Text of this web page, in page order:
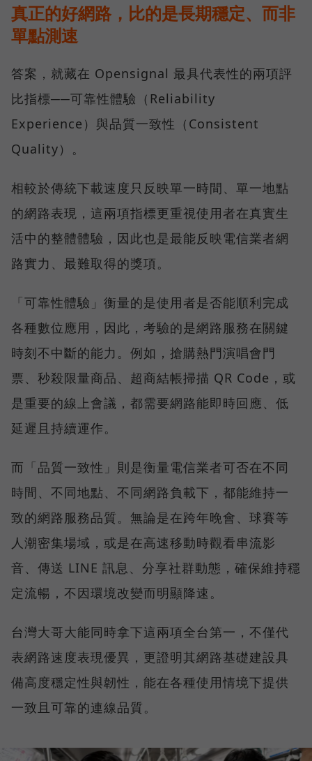
真正的好網路，比的是長期穩定、而非
單點測速
答案，就藏在 Opensignal 最具代表性的兩項評
比指標──可靠性體驗（Reliability
Experience）與品質一致性（Consistent
Quality）。
相較於傳統下載速度只反映單一時間、單一地點
的網路表現，這兩項指標更重視使用者在真實生
活中的整體體驗，因此也是最能反映電信業者網
路實力、最難取得的獎項。
「可靠性體驗」衡量的是使用者是否能順利完成
各種數位應用，因此，考驗的是網路服務在關鍵
時刻不中斷的能力。例如，搶購熱門演唱會門
票、秒殺限量商品、超商結帳掃描 QR Code，或
是重要的線上會議，都需要網路能即時回應、低
延遲且持續運作。
而「品質一致性」則是衡量電信業者可否在不同
時間、不同地點、不同網路負載下，都能維持一
致的網路服務品質。無論是在跨年晚會、球賽等
人潮密集場域，或是在高速移動時觀看串流影
音、傳送 LINE 訊息、分享社群動態，確保維持穩
定流暢，不因環境改變而明顯降速。
台灣大哥大能同時拿下這兩項全台第一，不僅代
表網路速度表現優異，更證明其網路基礎建設具
備高度穩定性與韌性，能在各種使用情境下提供
一致且可靠的連線品質。